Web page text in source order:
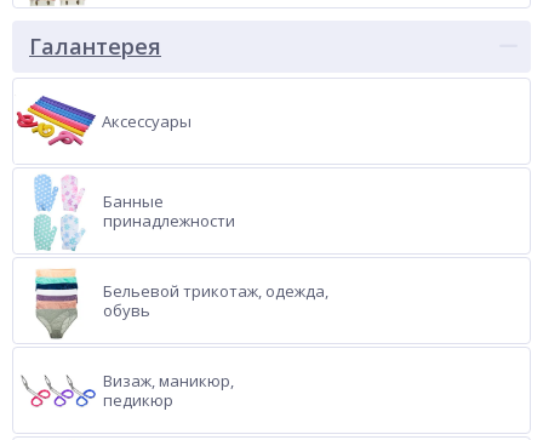
Галантерея
Аксессуары
Банные
принадлежности
Бельевой трикотаж, одежда,
обувь
Визаж, маникюр,
педикюр